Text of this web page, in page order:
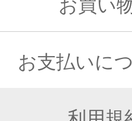
お支払いに